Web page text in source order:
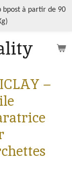
bpost à partir de 90
–